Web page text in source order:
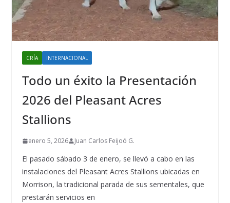
CRÍA INTERNACIONAL
Todo un éxito la Presentación
2026 del Pleasant Acres
Stallions
enero 5, 2026 Juan Carlos Feijoó G.
El pasado sábado 3 de enero, se llevó a cabo en las
instalaciones del Pleasant Acres Stallions ubicadas en
Morrison, la tradicional parada de sus sementales, que
prestarán servicios en